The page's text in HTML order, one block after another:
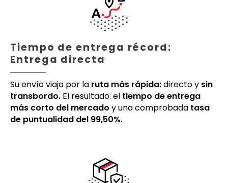
Tiempo de entrega récord:
Entrega directa
Su envío viaja por la ruta más rápida:directo y sin
transbordo. El resultado: el tiempo de entrega
más corto del mercado y una comprobada tasa
de puntualidad del 99,50%.